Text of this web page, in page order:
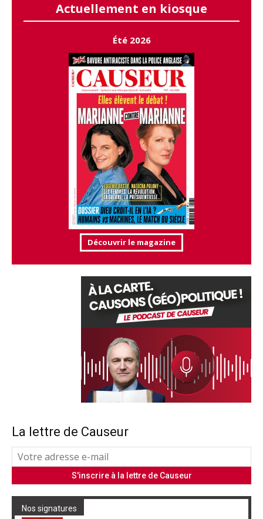
Actuellement en kiosque
Été 2026
Découvrir le magazine
La lettre de Causeur
Nos signatures